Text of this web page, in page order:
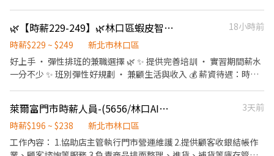
至少排 4 小時，每週至少 20 小時 - 🧡還等什麼？用你的時尚態度，
加入我們，一起嗨翻GAP！ 趕快投遞履歷，來 GAP 一起穿搭出你的
束營業前，統計銷售情形、盤點貨品存量及撰寫當日業務報表。
🌿【時薪229-249】🌿林口區蝦皮智取店🌿巡迴理貨員🌿新手友善🌿QO
18小時前
時薪$229 ~ $249
新北市林口區
好上手 ‧ 彈性排班的兼職選擇 🌿 ✨ 提供完善培訓 ‧ 實習期間薪水
一分不少 ✨ 班別彈性好規劃 ‧ 兼顧生活與收入 💰 薪資待遇：時薪
配合 1 天） ‧ 地點：新北市林口區仁愛路二段628號1樓 🕒 上班時
段（可擇一）： ‧ 早班｜07:00-12:00 / 08:00-13:00 ‧ 晚班｜
17:30-23:30 / 18:30-22:30 -----------------------------------------
-- 📩 應徵請洽詢： 👉應徵 小幫手：@735tivrh 👉 應徵連結：
萊爾富門市時薪人員-(5656/林口AI園區)
3天前
時薪$196 ~ $238
新北市林口區
工作內容： 1.協助店主管執行門市營運維護 2.提供顧客收銀結帳作